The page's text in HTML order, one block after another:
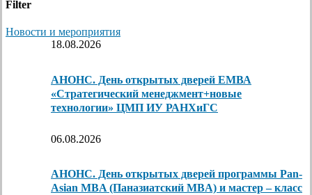
Filter
Новости и мероприятия
18.08.2026
АНОНС. День открытых дверей ЕМВА
«Стратегический менеджмент+новые
технологии» ЦМП ИУ РАНХиГС
06.08.2026
АНОНС. День открытых дверей программы Pan-
Asian MBA (Паназиатский MBA) и мастер – класс